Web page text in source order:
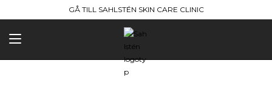
till
innehållet
GÅ TILL SAHLSTÉN SKIN CARE CLINIC